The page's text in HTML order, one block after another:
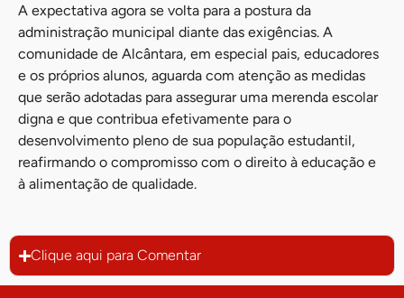
A expectativa agora se volta para a postura da
administração municipal diante das exigências. A
comunidade de Alcântara, em especial pais, educadores
e os próprios alunos, aguarda com atenção as medidas
que serão adotadas para assegurar uma merenda escolar
digna e que contribua efetivamente para o
desenvolvimento pleno de sua população estudantil,
reafirmando o compromisso com o direito à educação e
à alimentação de qualidade.
Clique aqui para Comentar